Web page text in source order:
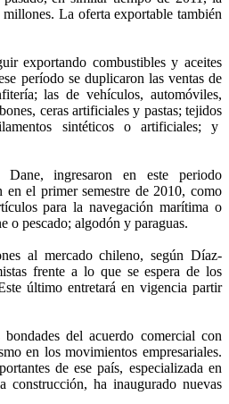
La oferta exportable también
exportando combustibles y aceites
período se duplicaron las ventas de
las de vehículos, automóviles,
ceras artificiales y pastas; tejidos
sintéticos o artificiales; y
ingresaron en este periodo
el primer semestre de 2010, como
para la navegación marítima o
o pescado; algodón y paraguas.
al mercado chileno, según Díaz-
frente a lo que se espera de los
último entretará en vigencia partir
del acuerdo comercial con
en los movimientos empresariales.
de ese país, especializada en
construcción, ha inaugurado nuevas